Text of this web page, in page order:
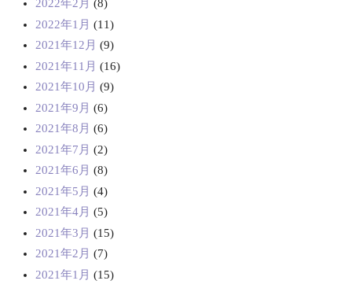
2022年2月 (8)
2022年1月 (11)
2021年12月 (9)
2021年11月 (16)
2021年10月 (9)
2021年9月 (6)
2021年8月 (6)
2021年7月 (2)
2021年6月 (8)
2021年5月 (4)
2021年4月 (5)
2021年3月 (15)
2021年2月 (7)
2021年1月 (15)